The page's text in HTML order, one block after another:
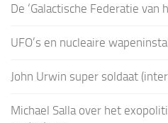
De ‘Galactische Federatie
UFO’s en nucleaire
John Urwin super soldaat
Michael Salla over het